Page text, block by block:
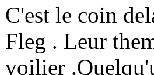
C'est le coin
Fleg . Leur
voilier